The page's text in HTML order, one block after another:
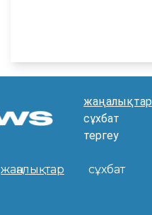
жаңалықтар
сұхбат
тергеу
жаңалықтар сұхбат